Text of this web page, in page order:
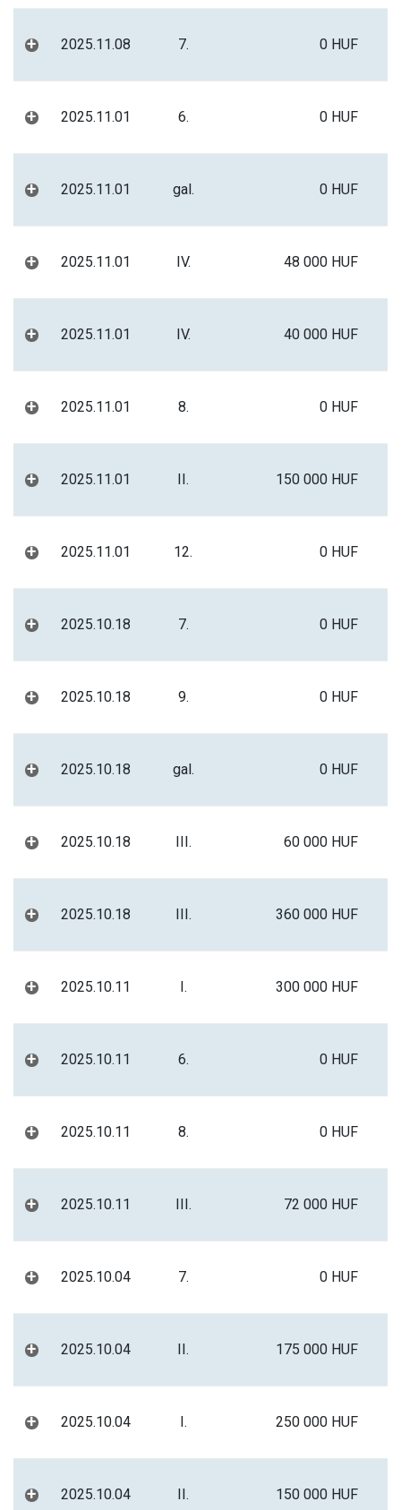
+ 2025.11.08 7. 0 HUF
+ 2025.11.01 6. 0 HUF
+ 2025.11.01 gal. 0 HUF
+ 2025.11.01 IV. 48 000 HUF
+ 2025.11.01 IV. 40 000 HUF
+ 2025.11.01 8. 0 HUF
+ 2025.11.01 II. 150 000 HUF
+ 2025.11.01 12. 0 HUF
+ 2025.10.18 7. 0 HUF
+ 2025.10.18 9. 0 HUF
+ 2025.10.18 gal. 0 HUF
+ 2025.10.18 III. 60 000 HUF
+ 2025.10.18 III. 360 000 HUF
+ 2025.10.11 I. 300 000 HUF
+ 2025.10.11 6. 0 HUF
+ 2025.10.11 8. 0 HUF
+ 2025.10.11 III. 72 000 HUF
+ 2025.10.04 7. 0 HUF
+ 2025.10.04 II. 175 000 HUF
+ 2025.10.04 I. 250 000 HUF
+ 2025.10.04 II. 150 000 HUF